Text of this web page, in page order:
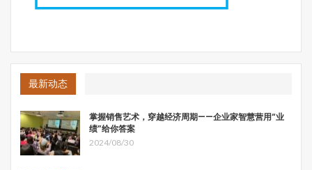
最新动态
掌握销售艺术，穿越经济周期——企业家智慧营用“业
绩”给你答案
2024/08/30